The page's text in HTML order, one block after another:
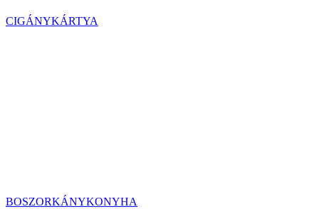
CIGÁNYKÁRTYA
BOSZORKÁNYKONYHA